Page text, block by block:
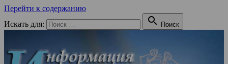
Перейти к содержанию
Искать для:
 Поиск